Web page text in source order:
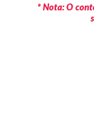
* Nota: O